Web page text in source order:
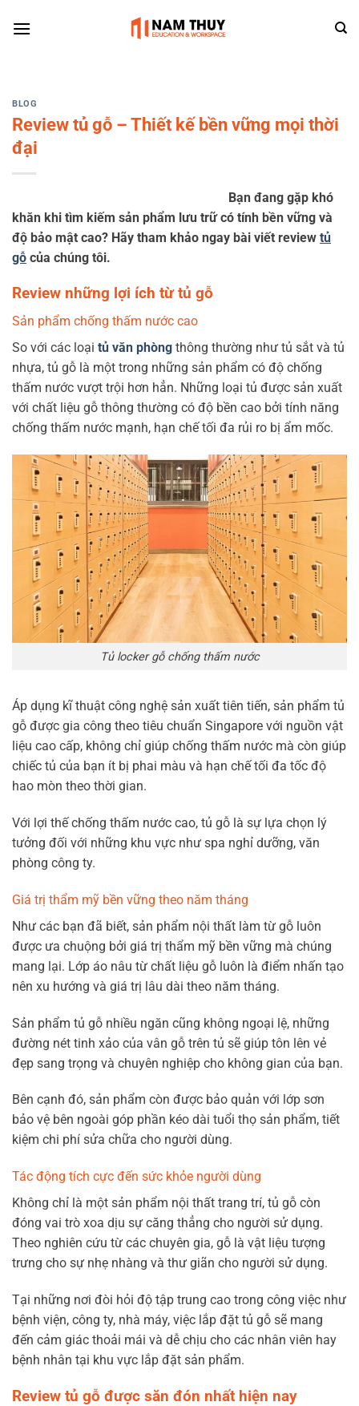
BLOG
Review tủ gỗ – Thiết kế bền vững mọi thời
đại
Bạn đang gặp khó
khăn khi tìm kiếm sản phẩm lưu trữ có tính bền vững và
độ bảo mật cao? Hãy tham khảo ngay bài viết review tủ
gỗ của chúng tôi.
Review những lợi ích từ tủ gỗ
Sản phẩm chống thấm nước cao
So với các loại tủ văn phòng thông thường như tủ sắt và tủ
nhựa, tủ gỗ là một trong những sản phẩm có độ chống
thấm nước vượt trội hơn hẳn. Những loại tủ được sản xuất
với chất liệu gỗ thông thường có độ bền cao bởi tính năng
chống thấm nước mạnh, hạn chế tối đa rủi ro bị ẩm mốc.
Tủ locker gỗ chống thấm nước
Áp dụng kĩ thuật công nghệ sản xuất tiên tiến, sản phẩm tủ
gỗ được gia công theo tiêu chuẩn Singapore với nguồn vật
liệu cao cấp, không chỉ giúp chống thấm nước mà còn giúp
chiếc tủ của bạn ít bị phai màu và hạn chế tối đa tốc độ
hao mòn theo thời gian.
Với lợi thế chống thấm nước cao, tủ gỗ là sự lựa chọn lý
tưởng đối với những khu vực như spa nghỉ dưỡng, văn
phòng công ty.
Giá trị thẩm mỹ bền vững theo năm tháng
Như các bạn đã biết, sản phẩm nội thất làm từ gỗ luôn
được ưa chuộng bởi giá trị thẩm mỹ bền vững mà chúng
mang lại. Lớp áo nâu từ chất liệu gỗ luôn là điểm nhấn tạo
nên xu hướng và giá trị lâu dài theo năm tháng.
Sản phẩm tủ gỗ nhiều ngăn cũng không ngoại lệ, những
đường nét tinh xảo của vân gỗ trên tủ sẽ giúp tôn lên vẻ
đẹp sang trọng và chuyên nghiệp cho không gian của bạn.
Bên cạnh đó, sản phẩm còn được bảo quản với lớp sơn
bảo vệ bên ngoài góp phần kéo dài tuổi thọ sản phẩm, tiết
kiệm chi phí sửa chữa cho người dùng.
Tác động tích cực đến sức khỏe người dùng
Không chỉ là một sản phẩm nội thất trang trí, tủ gỗ còn
đóng vai trò xoa dịu sự căng thẳng cho người sử dụng.
Theo nghiên cứu từ các chuyên gia, gỗ là vật liệu tượng
trưng cho sự nhẹ nhàng và thư giãn cho người sử dụng.
Tại những nơi đòi hỏi độ tập trung cao trong công việc như
bệnh viện, công ty, nhà máy, việc lắp đặt tủ gỗ sẽ mang
đến cảm giác thoải mái và dễ chịu cho các nhân viên hay
bệnh nhân tại khu vực lắp đặt sản phẩm.
Review tủ gỗ được săn đón nhất hiện nay